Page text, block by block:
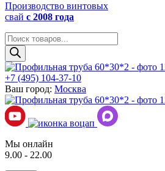
Производство винтовых
свай с 2008 года
Поиск
товаров
+7 (495) 104-37-10
Ваш город: Москва
Мы онлайн
9.00 - 22.00